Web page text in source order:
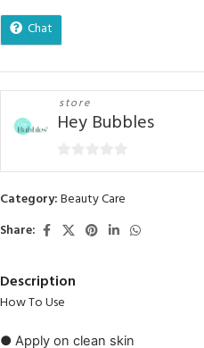
Chat
store
Hey Bubbles
5
Category:Beauty Care
Share:
Description
How To Use
● Apply on clean skin